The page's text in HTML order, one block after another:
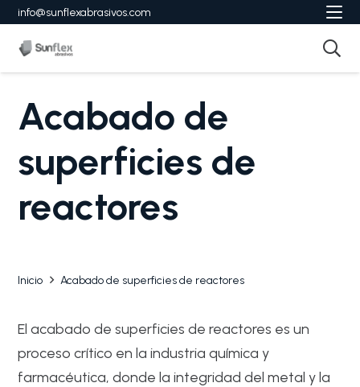
info@sunflexabrasivos.com
Acabado de
superficies de
reactores
Inicio Acabado de superficies de reactores
El acabado de superficies de reactores es un
proceso crítico en la industria química y
farmacéutica, donde la integridad del metal y la